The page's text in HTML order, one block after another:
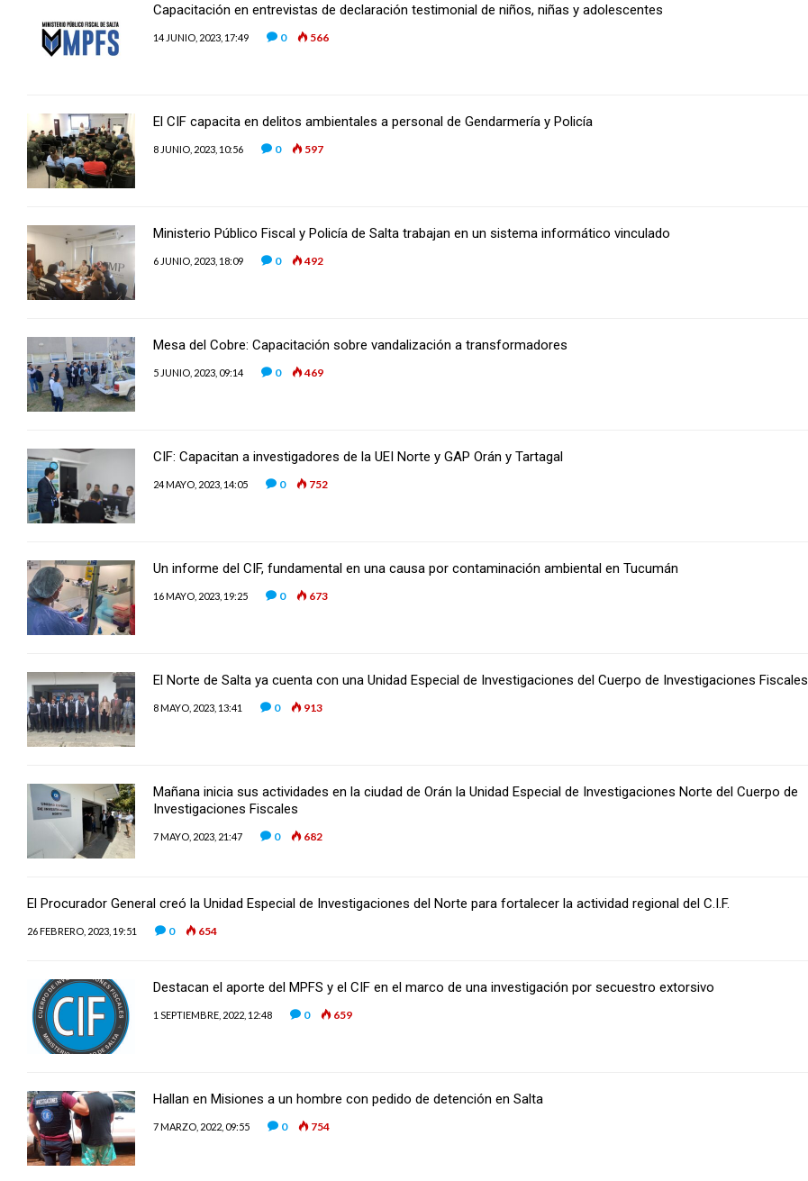
Capacitación en entrevistas de declaración testimonial de niños, niñas y adolescentes
14 JUNIO, 2023, 17:49 0 566
El CIF capacita en delitos ambientales a personal de Gendarmería y Policía
8 JUNIO, 2023, 10:56 0 597
Ministerio Público Fiscal y Policía de Salta trabajan en un sistema informático vinculado
6 JUNIO, 2023, 18:09 0 492
Mesa del Cobre: Capacitación sobre vandalización a transformadores
5 JUNIO, 2023, 09:14 0 469
CIF: Capacitan a investigadores de la UEI Norte y GAP Orán y Tartagal
24 MAYO, 2023, 14:05 0 752
Un informe del CIF, fundamental en una causa por contaminación ambiental en Tucumán
16 MAYO, 2023, 19:25 0 673
El Norte de Salta ya cuenta con una Unidad Especial de Investigaciones del Cuerpo de Investigaciones Fiscales
8 MAYO, 2023, 13:41 0 913
Mañana inicia sus actividades en la ciudad de Orán la Unidad Especial de Investigaciones Norte del Cuerpo de
Investigaciones Fiscales
7 MAYO, 2023, 21:47 0 682
El Procurador General creó la Unidad Especial de Investigaciones del Norte para fortalecer la actividad regional del C.I.F.
26 FEBRERO, 2023, 19:51 0 654
Destacan el aporte del MPFS y el CIF en el marco de una investigación por secuestro extorsivo
1 SEPTIEMBRE, 2022, 12:48 0 659
Hallan en Misiones a un hombre con pedido de detención en Salta
7 MARZO, 2022, 09:55 0 754